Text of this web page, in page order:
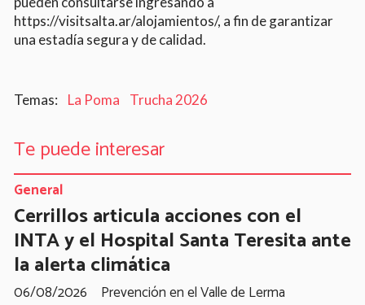
https://visitsalta.ar/alojamientos/, a fin de garantizar
una estadía segura y de calidad.
La Poma Trucha 2026
Te puede interesar
Cerrillos articula acciones con el
INTA y el Hospital Santa Teresita ante
la alerta climática
Prevención en el Valle de Lerma
General
06/08/2026